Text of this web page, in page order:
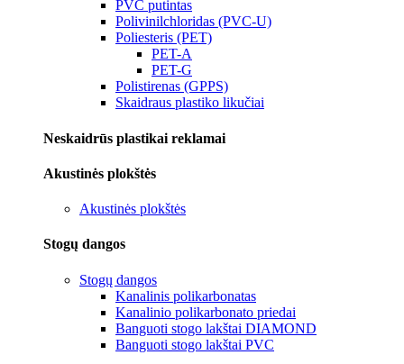
PVC putintas
Polivinilchloridas (PVC-U)
Poliesteris (PET)
PET-A
PET-G
Polistirenas (GPPS)
Skaidraus plastiko likučiai
Neskaidrūs plastikai reklamai
Akustinės plokštės
Akustinės plokštės
Stogų dangos
Stogų dangos
Kanalinis polikarbonatas
Kanalinio polikarbonato priedai
Banguoti stogo lakštai DIAMOND
Banguoti stogo lakštai PVC